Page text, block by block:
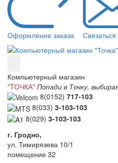
Оформление заказа
Компьютерный магазин
"TОЧКА" Попади в Точку,
8(0152) 717-103
8(033) 3-103-103
8(029) 3-103-103
г. Гродно,
ул. Тимирязева 10/1
помещение 32